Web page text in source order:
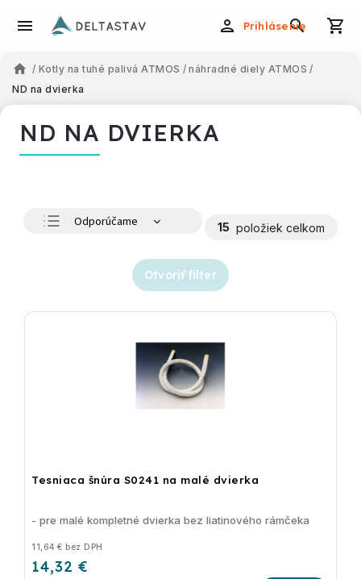
Prihlásenie
/ Kotly na tuhé palivá ATMOS / náhradné diely ATMOS /
ND na dvierka
ND NA DVIERKA
Odporúčame
15 položiek celkom
Otvoriť filter
Tesniaca šnúra S0241 na malé dvierka
11,64 € bez DPH
14,32 €
- pre malé kompletné dvierka bez liatinového rámčeka